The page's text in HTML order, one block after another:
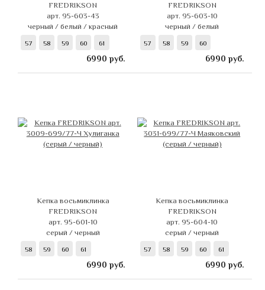
FREDRIKSON
арт. 95-603-43
черный / белый / красный
57 58 59 60 61
6990 руб.
FREDRIKSON
арт. 95-603-10
черный / белый
57 58 59 60
6990 руб.
Кепка восьмиклинка
FREDRIKSON
арт. 95-601-10
серый / черный
58 59 60 61
6990 руб.
Кепка восьмиклинка
FREDRIKSON
арт. 95-604-10
серый / черный
57 58 59 60 61
6990 руб.